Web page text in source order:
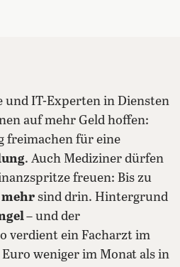
und IT-Experten in Diensten
auf mehr Geld hoffen:
freimachen für eine
. Auch Mediziner dürfen
freuen: Bis zu
mehr sind drin. Hintergrund
– und der
verdient ein Facharzt im
weniger im Monat als in